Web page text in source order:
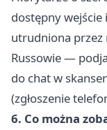
dostępny wejście
utrudniona
Russowie —
do chat w
(zgłoszenie
6. Co można